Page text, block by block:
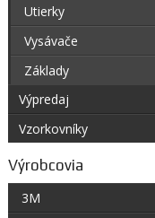
Utierky
Vysávače
Základy
Výpredaj
Vzorkovníky
Výrobcovia
3M